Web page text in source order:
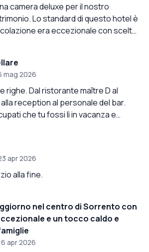
camera deluxe per il nostro
Lo standard di questo hotel è
era eccezionale con scelte
mag 2026
righe. Dal ristorante maître D al
reception al personale del bar.
che tu fossi lì in vacanza e
grandi terrazze erano anche
sbalorditivo. Vorrei rimanere lì di
clienti di rimanere lì.
apr 2026
alla fine.
nel centro di Sorrento con
e un tocco caldo e
apr 2026